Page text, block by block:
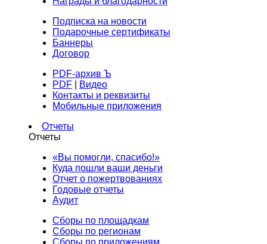
Подписка на новости
Подарочные сертификаты
Баннеры
Договор
PDF-архив Ъ
PDF
Видео
Контакты и реквизиты
Мобильные приложения
Отчеты
Отчеты
«Вы помогли, спасибо!»
Куда пошли ваши деньги
Отчет о пожертвованиях
Годовые отчеты
Аудит
Сборы по площадкам
Сборы по регионам
Сборы по приложениям